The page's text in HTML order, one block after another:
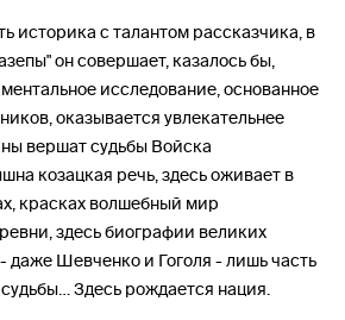
историка с талантом рассказчика, в
он совершает, казалось бы,
исследование, основанное
оказывается увлекательнее
вершат судьбы Войска
козацкая речь, здесь оживает в
красках волшебный мир
здесь биографии великих
даже Шевченко и Гоголя - лишь часть
Здесь рождается нация.